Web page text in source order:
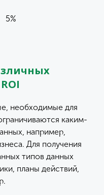
5%
необходимые для
каким-
например,
Для получения
типов данных
планы действий,